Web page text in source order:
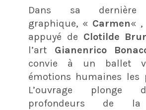
Dans sa dernière
graphique, « Carmen« ,
appuyé de Clotilde
l’art Gianenrico
convie à un ballet
émotions humaines les
L’ouvrage plonge
profondeurs de la